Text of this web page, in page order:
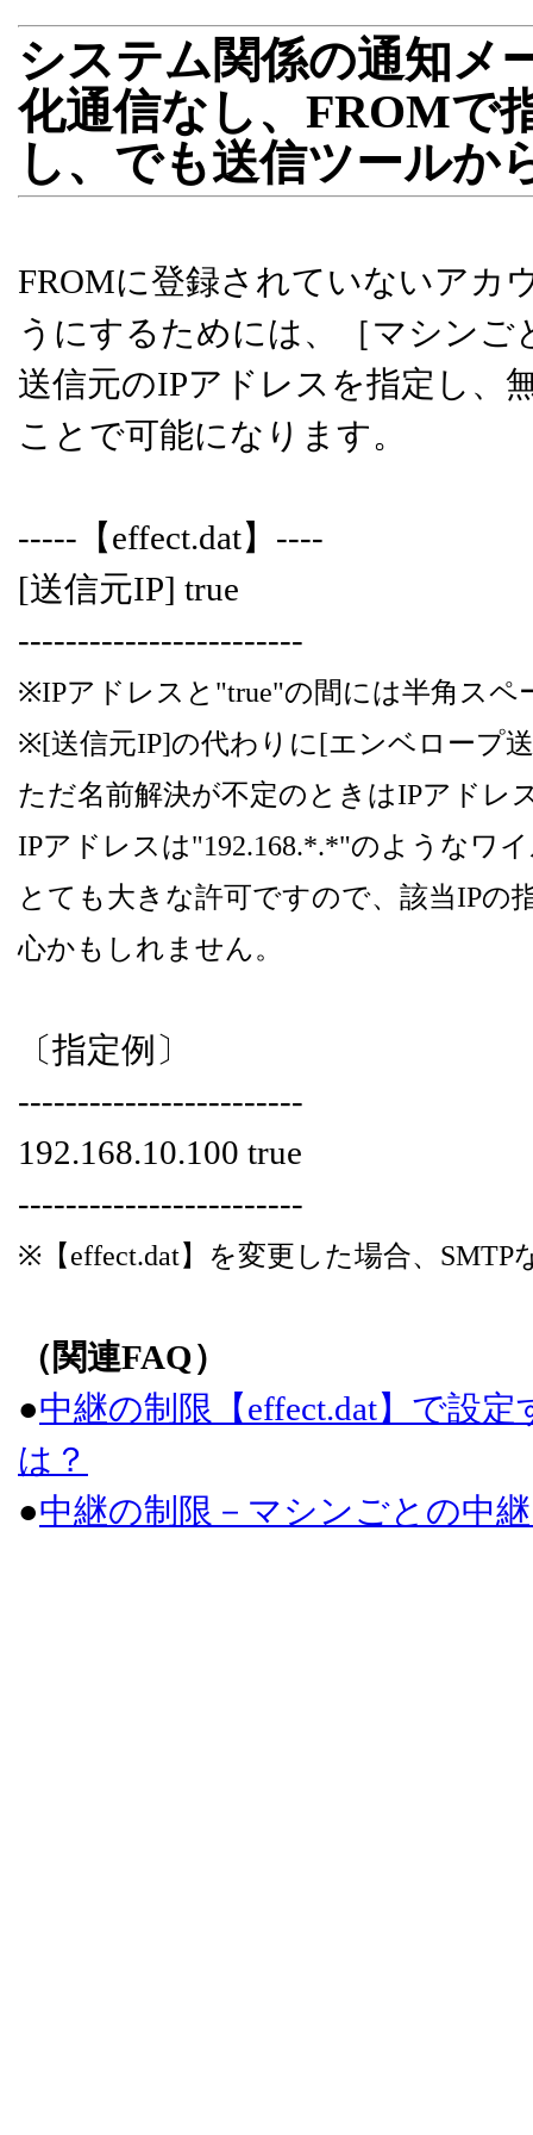
システム関係の通知メ
化通信なし、FROMで
し、でも送信ツール
FROMに登録されていないアカ
うにするためには、［マシンご
送信元のIPアドレスを指定し、
ことで可能になります。
-----【effect.dat】----
[送信元IP] true
------------------------
※IPアドレスと"true"の間には半角スペ
※[送信元IP]の代わりに[エンベロープ
ただ名前解決が不定のときはIPアドレ
IPアドレスは"192.168.*.*"のようなワ
とても大きな許可ですので、該当IP
心かもしれません。
〔指定例〕
------------------------
192.168.10.100 true
------------------------
※【effect.dat】を変更した場合、
（関連FAQ）
●中継の制限【effect.dat】で設
は？
●中継の制限－マシンごとの中